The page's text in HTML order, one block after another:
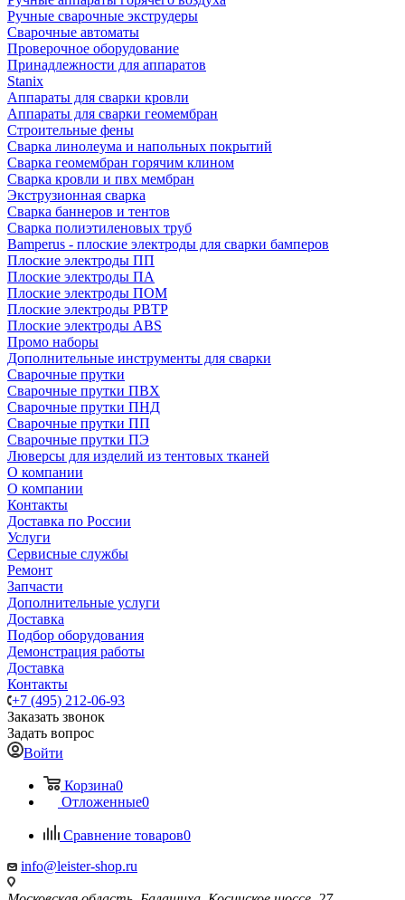
Ручные сварочные экструдеры
Сварочные автоматы
Проверочное оборудование
Принадлежности для аппаратов
Stanix
Аппараты для сварки кровли
Аппараты для сварки геомембран
Строительные фены
Сварка линолеума и напольных покрытий
Сварка геомембран горячим клином
Сварка кровли и пвх мембран
Экструзионная сварка
Сварка баннеров и тентов
Сварка полиэтиленовых труб
Bamperus - плоские электроды для сварки бамперов
Плоские электроды ПП
Плоские электроды ПА
Плоские электроды ПОМ
Плоские электроды РВТР
Плоские электроды ABS
Промо наборы
Дополнительные инструменты для сварки
Сварочные прутки
Сварочные прутки ПВХ
Сварочные прутки ПНД
Сварочные прутки ПП
Сварочные прутки ПЭ
Люверсы для изделий из тентовых тканей
О компании
О компании
Контакты
Доставка по России
Услуги
Сервисные службы
Ремонт
Запчасти
Дополнительные услуги
Доставка
Подбор оборудования
Демонстрация работы
Доставка
Контакты
+7 (495) 212-06-93
Заказать звонок
Задать вопрос
Войти
Корзина0
Отложенные0
Сравнение товаров0
info@leister-shop.ru